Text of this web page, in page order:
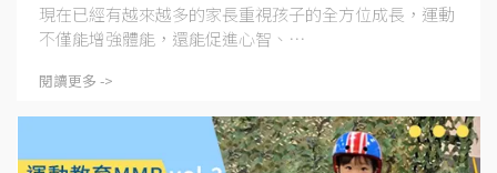
現在已經有越來越多的家長重視孩子的全方位成長，運動
不僅能增強體能，還能促進心智、⋯
閱讀更多 ->